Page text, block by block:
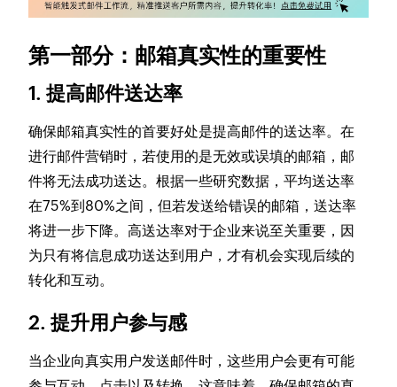
第一部分：邮箱真实性的重要性
1. 提高邮件送达率
确保邮箱真实性的首要好处是提高邮件的送达率。在
进行邮件营销时，若使用的是无效或误填的邮箱，邮
件将无法成功送达。根据一些研究数据，平均送达率
在75%到80%之间，但若发送给错误的邮箱，送达率
将进一步下降。高送达率对于企业来说至关重要，因
为只有将信息成功送达到用户，才有机会实现后续的
转化和互动。
2. 提升用户参与感
当企业向真实用户发送邮件时，这些用户会更有可能